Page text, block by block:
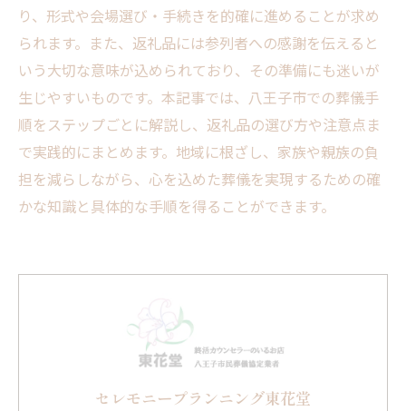
り、形式や会場選び・手続きを的確に進めることが求め
られます。また、返礼品には参列者への感謝を伝えると
いう大切な意味が込められており、その準備にも迷いが
生じやすいものです。本記事では、八王子市での葬儀手
順をステップごとに解説し、返礼品の選び方や注意点ま
で実践的にまとめます。地域に根ざし、家族や親族の負
担を減らしながら、心を込めた葬儀を実現するための確
かな知識と具体的な手順を得ることができます。
セレモニープランニング東花堂